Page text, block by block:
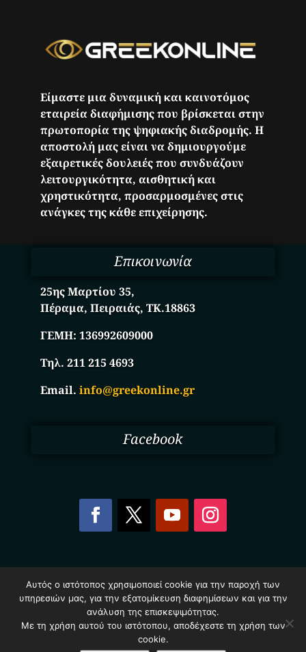
Είμαστε μια δυναμική και καινοτόμος
εταιρεία διαφήμισης που βρίσκεται στην
πρωτοπορία της ψηφιακής διαδρομής. Η
αποστολή μας είναι να δημιουργούμε
εξαιρετικές δουλειές που συνδυάζουν
λειτουργικότητα, αισθητική και
χρηστικότητα, προσαρμοσμένες στις
ανάγκες της κάθε επιχείρησης.
Επικοινωνία
25ης Μαρτίου 35,
Πέραμα, Πειραιάς, ΤΚ.18863
ΓΕΜΗ:136992609000
Τηλ. 211 215 4693
Email.info@greekonline.gr
Facebook
Επιχειρήσεων Ελλάδας – Greekonline.gr. All Rights
Reserved.
Όροι & Προυποθέσεις–Προστασία Προσωπικών
Δεδομένων–Πολιτική Cookies
Αυτός ο ιστότοπος χρησιμοποιεί cookie για την παροχή των
υπηρεσιών μας, για την εξατομίκευση διαφημίσεων και για την
ανάλυση της επισκεψιμότητας.
Με τη χρήση αυτού του ιστότοπου, αποδέχεστε τη χρήση των
cookie.